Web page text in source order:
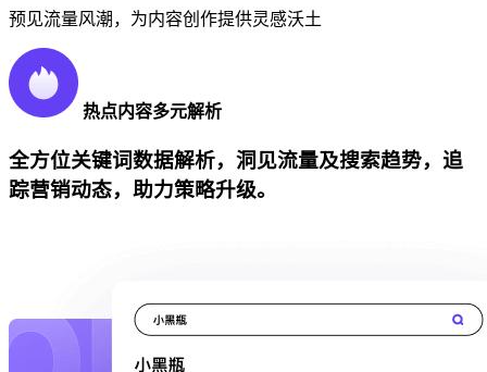
预见流量风潮，为内容创作提供灵感沃土
热点内容多元解析
全方位关键词数据解析，洞见流量及搜索趋势，追
踪营销动态，助力策略升级。